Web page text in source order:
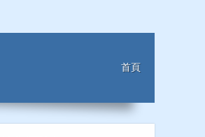
首頁